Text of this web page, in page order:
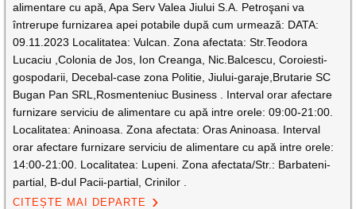
alimentare cu apă, Apa Serv Valea Jiului S.A. Petroşani va
întrerupe furnizarea apei potabile după cum urmează: DATA:
09.11.2023 Localitatea: Vulcan. Zona afectata: Str.Teodora
Lucaciu ,Colonia de Jos, Ion Creanga, Nic.Balcescu, Coroiesti-
gospodarii, Decebal-case zona Politie, Jiului-garaje,Brutarie SC
Bugan Pan SRL,Rosmenteniuc Business . Interval orar afectare
furnizare serviciu de alimentare cu apă intre orele: 09:00-21:00.
Localitatea: Aninoasa. Zona afectata: Oras Aninoasa. Interval
orar afectare furnizare serviciu de alimentare cu apă intre orele:
14:00-21:00. Localitatea: Lupeni. Zona afectata/Str.: Barbateni-
partial, B-dul Pacii-partial, Crinilor .
CITEȘTE MAI DEPARTE